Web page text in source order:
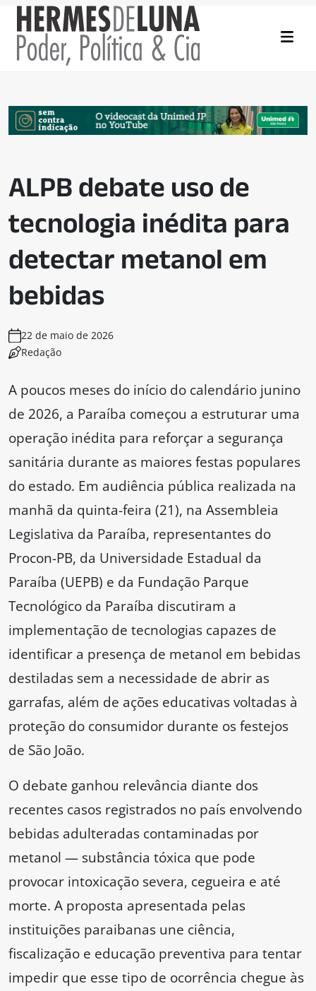
ALPB debate uso de
tecnologia inédita para
detectar metanol em
bebidas
22 de maio de 2026
Redação
A poucos meses do início do calendário junino
de 2026, a Paraíba começou a estruturar uma
operação inédita para reforçar a segurança
sanitária durante as maiores festas populares
do estado. Em audiência pública realizada na
manhã da quinta-feira (21), na Assembleia
Legislativa da Paraíba, representantes do
Procon-PB, da Universidade Estadual da
Paraíba (UEPB) e da Fundação Parque
Tecnológico da Paraíba discutiram a
implementação de tecnologias capazes de
identificar a presença de metanol em bebidas
destiladas sem a necessidade de abrir as
garrafas, além de ações educativas voltadas à
proteção do consumidor durante os festejos
de São João.
O debate ganhou relevância diante dos
recentes casos registrados no país envolvendo
bebidas adulteradas contaminadas por
metanol — substância tóxica que pode
provocar intoxicação severa, cegueira e até
morte. A proposta apresentada pelas
instituições paraibanas une ciência,
fiscalização e educação preventiva para tentar
impedir que esse tipo de ocorrência chegue às